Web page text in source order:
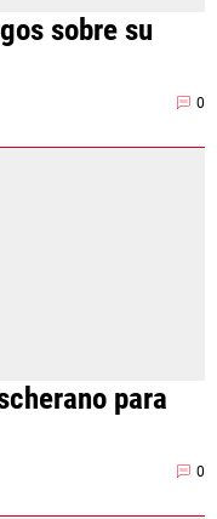
sobre su
0
para
0